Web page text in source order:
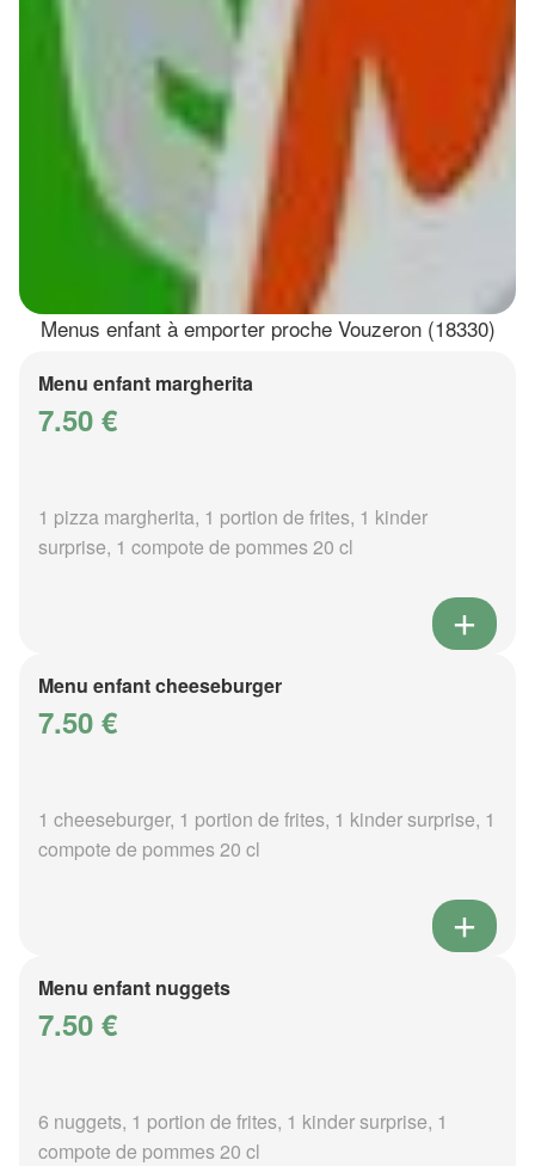
Menus enfant à emporter proche Vouzeron (18330)
Menu enfant margherita
7.50 €
1 pizza margherita, 1 portion de frites, 1 kinder
surprise, 1 compote de pommes 20 cl
Menu enfant cheeseburger
7.50 €
1 cheeseburger, 1 portion de frites, 1 kinder surprise, 1
compote de pommes 20 cl
Menu enfant nuggets
7.50 €
6 nuggets, 1 portion de frites, 1 kinder surprise, 1
compote de pommes 20 cl